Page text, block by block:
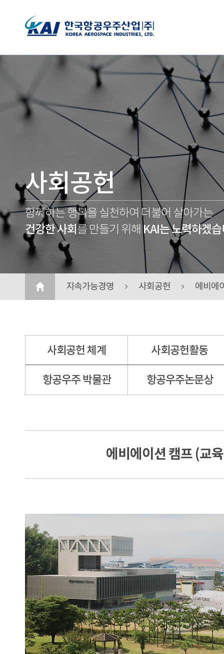
사회공헌
함께하는 행복을 실천하여 더불어 살아가는
건강한 사회 를 만들기 위해KAI는 노력하겠
지속가능경영 사회공헌 에비에
사회공헌 체계 사회공헌활동
항공우주 박물관 항공우주논문상
에비에이션 캠프 (교